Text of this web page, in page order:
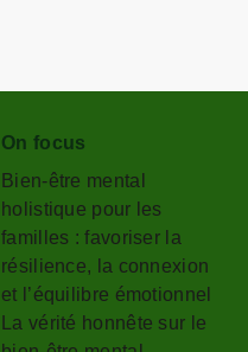
On focus
Bien-être mental
holistique pour les
familles : favoriser la
résilience, la connexion
et l’équilibre émotionnel
La vérité honnête sur le